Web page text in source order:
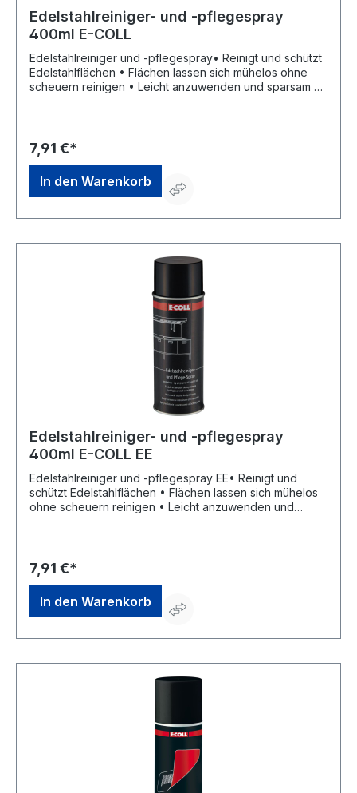
Edelstahlreiniger- und -pflegespray
400ml E-COLL
Edelstahlreiniger und -pflegespray• Reinigt und schützt
Edelstahlflächen • Flächen lassen sich mühelos ohne
scheuern reinigen • Leicht anzuwenden und sparsam •
Arbeitsflächen, Schränke, Regale, Thermowagen,
Konvektomaten • Verringert FingerabdrückeSignalwort:
Gefahr Gefahrenhinweise: H222: Extrem entzündbares
Aerosol;H229: Behälter steht unter Druck: Kann bei
Erwärmung bersten;H304: Kann bei Verschlucken und
Eindringen in die Atemwege tödlich seinHersteller:
42389 Wuppertal, DE, +4920260960,
7,91 €*
In den Warenkorb
Edelstahlreiniger- und -pflegespray
400ml E-COLL EE
Edelstahlreiniger und -pflegespray EE• Reinigt und
schützt Edelstahlflächen • Flächen lassen sich mühelos
ohne scheuern reinigen • Leicht anzuwenden und
Arbeitsflächen, Schränke, Regale, Thermowagen,
Konvektomaten • Verringert FingerabdrückeSignalwort:
Gefahr Gefahrenhinweise: H222: Extrem entzündbares
Aerosol;H229: Behälter steht unter Druck: Kann bei
Erwärmung bersten;H304: Kann bei Verschlucken und
Eindringen in die Atemwege tödlich seinHersteller:
42389 Wuppertal, DE, +4920260960,
7,91 €*
In den Warenkorb